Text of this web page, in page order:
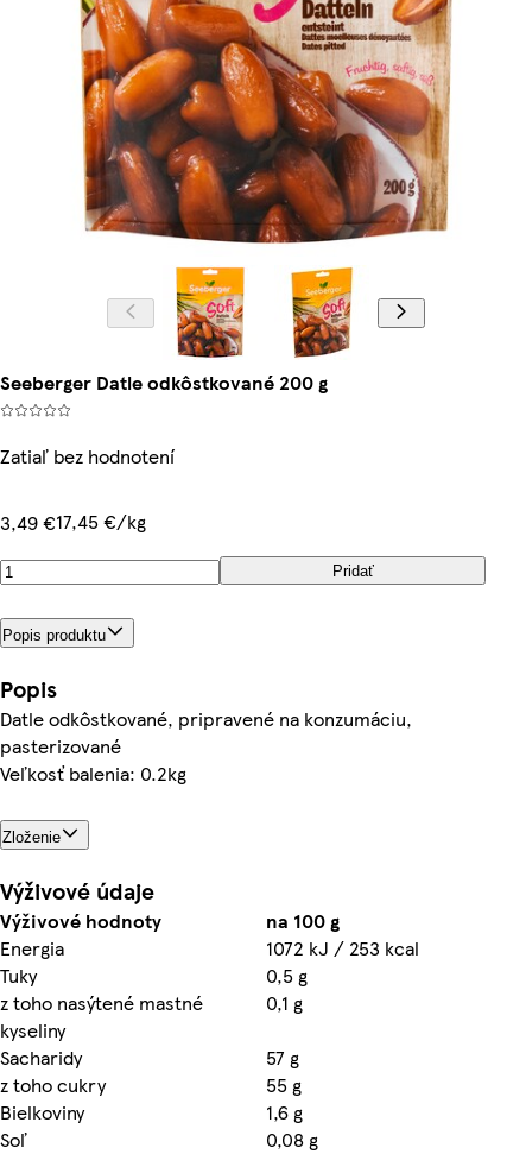
Seeberger Datle odkôstkované 200 g
Zatiaľ bez hodnotení
3,49 €17,45 €/kg
Pridať
Popis produktu
Popis
Datle odkôstkované, pripravené na konzumáciu,
pasterizované
Veľkosť balenia: 0.2kg
Zloženie
Výživové údaje
Výživové hodnoty
na 100 g
Energia
1072 kJ / 253 kcal
Tuky
0,5 g
z toho nasýtené mastné
kyseliny
0,1 g
Sacharidy
57 g
z toho cukry
55 g
Bielkoviny
1,6 g
Soľ
0,08 g